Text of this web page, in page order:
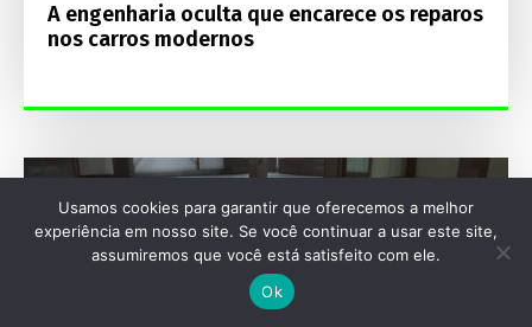
A engenharia oculta que encarece os reparos
nos carros modernos
Usamos cookies para garantir que oferecemos a melhor
experiência em nosso site. Se você continuar a usar este site,
assumiremos que você está satisfeito com ele.
Ok